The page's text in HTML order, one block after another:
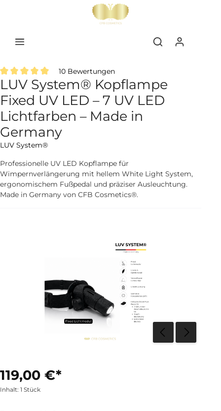
Durchschnittliche Bewertung von 5 von 5 Sternen
10 Bewertungen
LUV System® Kopflampe
Fixed UV LED – 7 UV LED
Lichtfarben – Made in
Germany
LUV System®
Professionelle UV LED Kopflampe für
Wimpernverlängerung mit hellem White Light System,
ergonomischem Fußpedal und präziser Ausleuchtung.
Made in Germany von CFB Cosmetics®.
119,00 €*
Inhalt: 1 Stück